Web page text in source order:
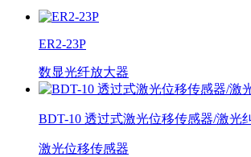
ER2-23P
数显光纤放大器
BDT-10 透过式激光位移传感器/激光
激光位移传感器